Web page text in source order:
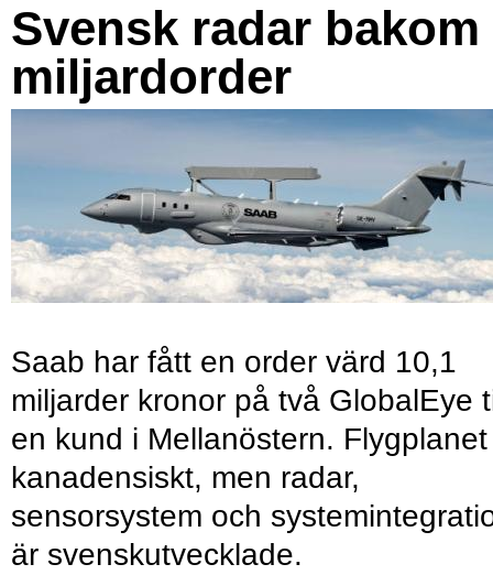
Svensk radar bakom
miljardorder
Saab har fått en order värd 10,1
miljarder kronor på två GlobalEye
en kund i Mellanöstern.
kanadensiskt, men radar,
sensorsystem och
är svenskutvecklade.